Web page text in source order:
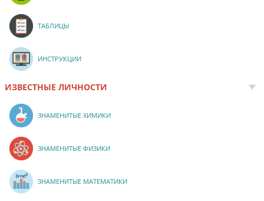
ТАБЛИЦЫ
ИНСТРУКЦИИ
ИЗВЕСТНЫЕ ЛИЧНОСТИ
ЗНАМЕНИТЫЕ ХИМИКИ
ЗНАМЕНИТЫЕ ФИЗИКИ
ЗНАМЕНИТЫЕ МАТЕМАТИКИ